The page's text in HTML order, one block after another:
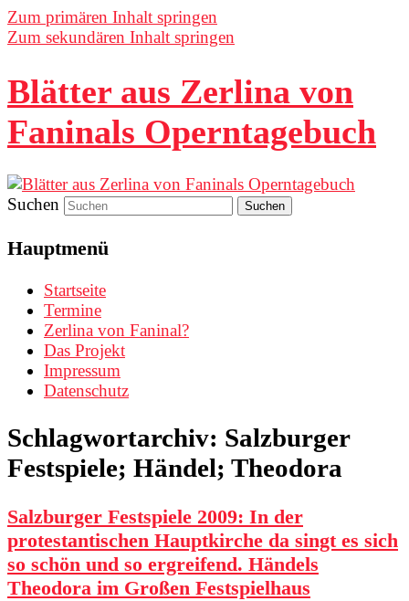
Zum primären Inhalt springen
Zum sekundären Inhalt springen
Blätter aus Zerlina von
Faninals Operntagebuch
Suchen
Hauptmenü
Startseite
Termine
Zerlina von Faninal?
Das Projekt
Impressum
Datenschutz
Schlagwortarchiv: Salzburger
Festspiele; Händel; Theodora
Salzburger Festspiele 2009: In der
protestantischen Hauptkirche da singt es sich
so schön und so ergreifend. Händels
Theodora im Großen Festspielhaus